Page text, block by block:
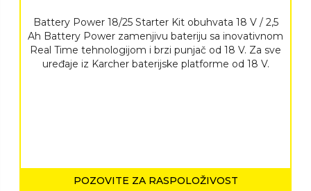
Battery Power 18/25 Starter Kit obuhvata 18 V / 2,5
Ah Battery Power zamenjivu bateriju sa inovativnom
Real Time tehnologijom i brzi punjač od 18 V. Za sve
uređaje iz Karcher baterijske platforme od 18 V.
POZOVITE ZA RASPOLOŽIVOST